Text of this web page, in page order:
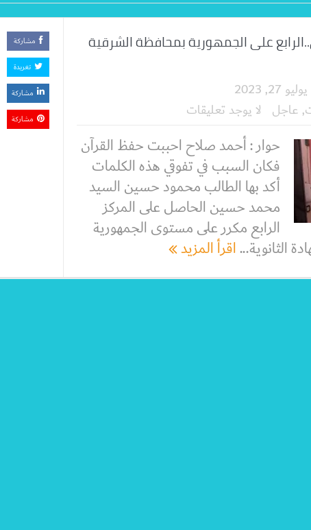
على الجمهورية بمحافظة الشرقية
يوليو 27, 2023
, عاجل لا يوجد تعليقات
حوار : أحمد صلاح احببت حفظ القرآن
فكان السبب في تفوقي هذه الكلمات
أكد بها الطالب محمود حسين السيد
محمد حسين الحاصل على المركز
الرابع مكرر على مستوى الجمهورية
الثانوية...اقرأ المزيد
مشاركة
تغريدة
مشاركة
مشاركة